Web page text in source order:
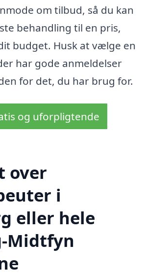
om tilbud, så du kan
behandling til en pris,
budget. Husk at vælge en
har gode anmeldelser
for det, du har brug for.
og uforpligtende
over
i
eller hele
Midtfyn